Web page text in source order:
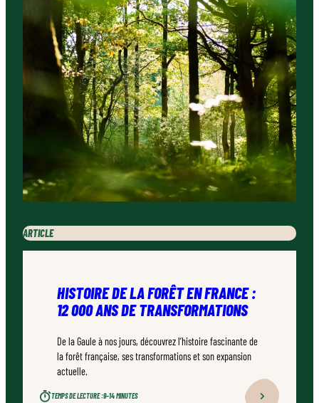
ARTICLE
HISTOIRE DE LA FORÊT EN FRANCE :
12 000 ANS DE TRANSFORMATIONS
De la Gaule à nos jours, découvrez l’histoire fascinante de
la forêt française, ses transformations et son expansion
actuelle.
TEMPS DE LECTURE :9–14 MINUTES